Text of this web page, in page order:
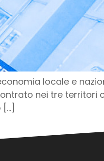
locale e
nei tre territori
[…]